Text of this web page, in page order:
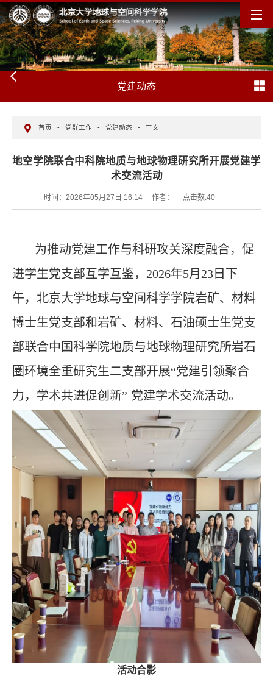
党建动态
首页 - 党群工作 - 党建动态 - 正文
地空学院联合中科院地质与地球物理研究所开展党建学
术交流活动
时间：2026年05月27日 16:14 作者： 点击数:40
为推动党建工作与科研攻关深度融合，促
进学生党支部互学互鉴，2026年5月23日下
午，北京大学地球与空间科学学院岩矿、材料
博士生党支部和岩矿、材料、石油硕士生党支
部联合中国科学院地质与地球物理研究所岩石
圈环境全重研究生二支部开展“党建引领聚合
力，学术共进促创新” 党建学术交流活动。
活动合影